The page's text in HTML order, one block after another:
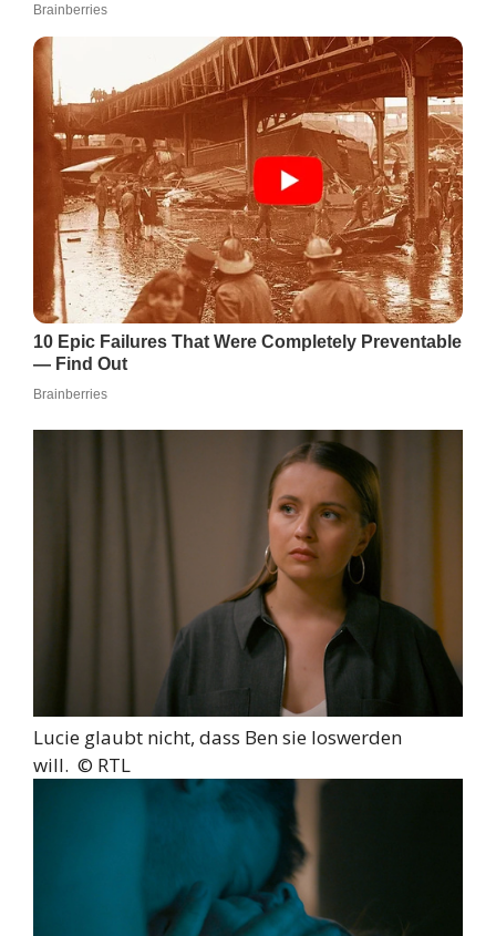
Lucie glaubt nicht, dass Ben sie loswerden
will. © RTL